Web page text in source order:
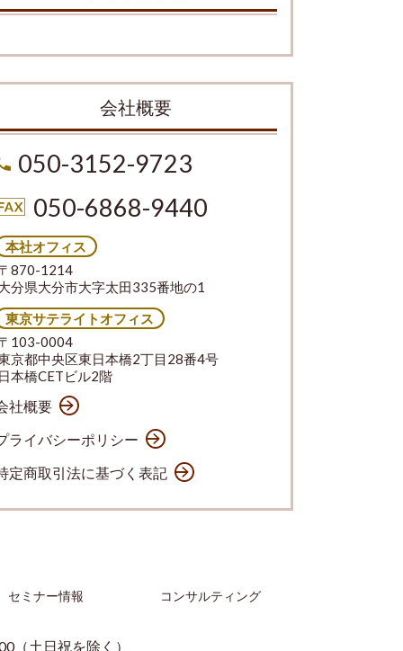
会社概要
050-3152-9723
050-6868-9440
本社オフィス
870-1214
分県大分市大字太田335番地の1
東京サテライトオフィス
103-0004
京都中央区東日本橋2丁目28番4号
本橋CETビル2階
社概要
ライバシーポリシー
定商取引法に基づく表記
セミナー情報 コンサルティング
（土日祝を除く）